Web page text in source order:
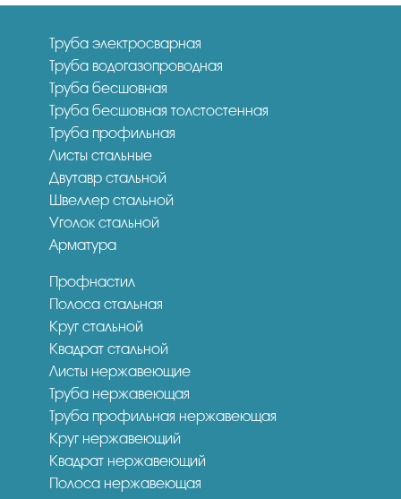
Труба электросварная
Труба водогазопроводная
Труба бесшовная
Труба бесшовная толстостенная
Труба профильная
Листы стальные
Двутавр стальной
Швеллер стальной
Уголок стальной
Арматура
Профнастил
Полоса стальная
Круг стальной
Квадрат стальной
Листы нержавеющие
Труба нержавеющая
Труба профильная нержавеющая
Круг нержавеющий
Квадрат нержавеющий
Полоса нержавеющая